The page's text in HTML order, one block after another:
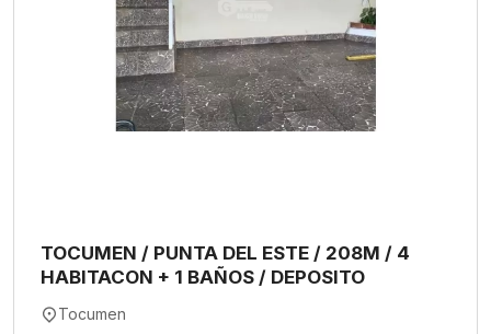
TOCUMEN / PUNTA DEL ESTE / 208M / 4
HABITACON + 1 BAÑOS / DEPOSITO
Tocumen